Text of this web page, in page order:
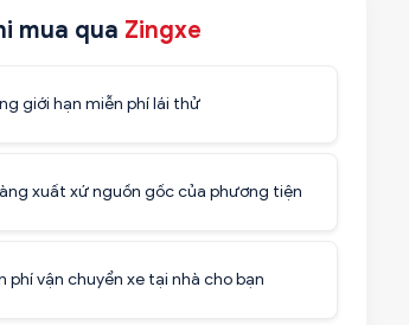
mua qua Zingxe
giới hạn miễn phí lái thử
xuất xứ nguồn gốc của phương tiện
phí vận chuyển xe tại nhà cho bạn